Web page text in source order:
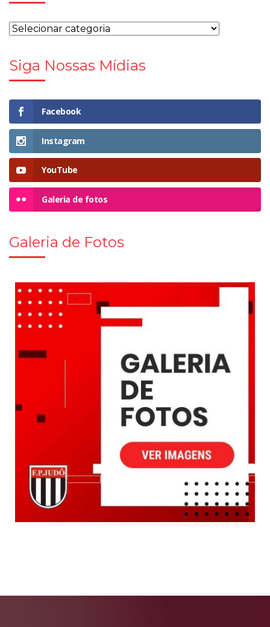
Siga Nossas Mídias
Facebook
Instagram
YouTube
Galeria de fotos
Galeria de Fotos